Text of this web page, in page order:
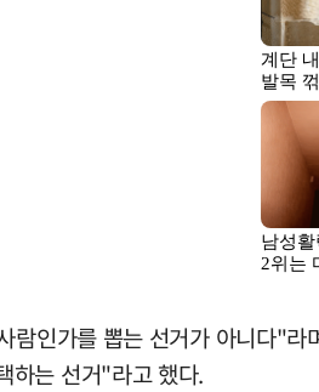
람인가를 뽑는 선거가 아니다"
하는 선거"라고 했다.